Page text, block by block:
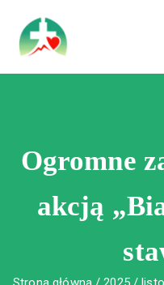
treści
Wojewódzki
Św. Rafała
Ogromne
akcją